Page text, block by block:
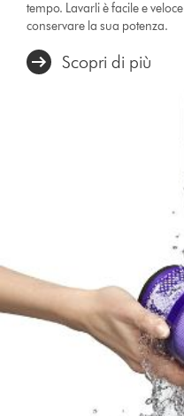
tempo. Lavarli è facile e
conservare la sua potenza.
Scopri di più